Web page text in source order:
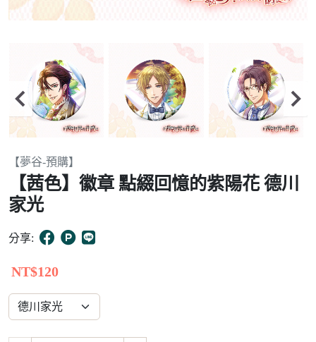
Item
of
6
【夢谷-預購】
【茜色】徽章 點綴回憶的紫陽花 德川
家光
分享:
NT$120